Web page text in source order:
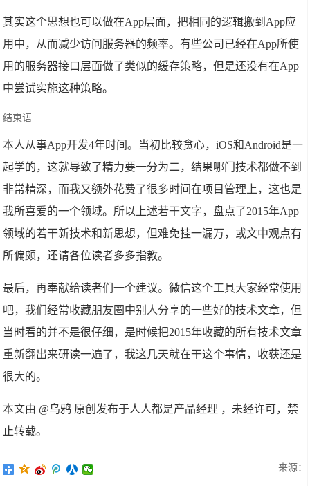
其实这个思想也可以做在App层面，把相同的逻辑搬到App应
用中，从而减少访问服务器的频率。有些公司已经在App所使
用的服务器接口层面做了类似的缓存策略，但是还没有在App
中尝试实施这种策略。
结束语
本人从事App开发4年时间。当初比较贪心，iOS和Android是一
起学的，这就导致了精力要一分为二，结果哪门技术都做不到
非常精深，而我又额外花费了很多时间在项目管理上，这也是
我所喜爱的一个领域。所以上述若干文字，盘点了2015年App
领域的若干新技术和新思想，但难免挂一漏万，或文中观点有
所偏颇，还请各位读者多多指教。
最后，再奉献给读者们一个建议。微信这个工具大家经常使用
吧，我们经常收藏朋友圈中别人分享的一些好的技术文章，但
当时看的并不是很仔细，是时候把2015年收藏的所有技术文章
重新翻出来研读一遍了，我这几天就在干这个事情，收获还是
很大的。
本文由 @乌鸦 原创发布于人人都是产品经理 ，未经许可，禁
止转载。
来源：